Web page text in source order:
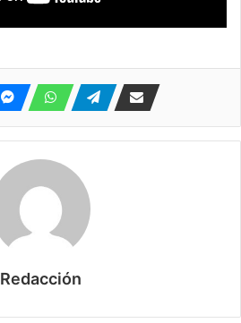
Redacción